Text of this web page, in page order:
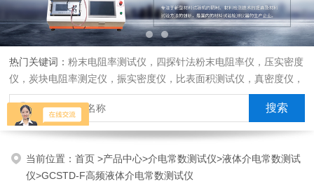
热门关键词：粉末电阻率测试仪，四探针法粉末电阻率仪，压实密度
仪，炭块电阻率测定仪，振实密度仪，比表面积测试仪，真密度仪，
炭块热膨胀仪，炭块透气率仪，炭块二氧化碳反应测定仪
当前位置：首页>产品中心>介电常数测试仪>液体介电常数测试
仪>GCSTD-F高频液体介电常数测试仪